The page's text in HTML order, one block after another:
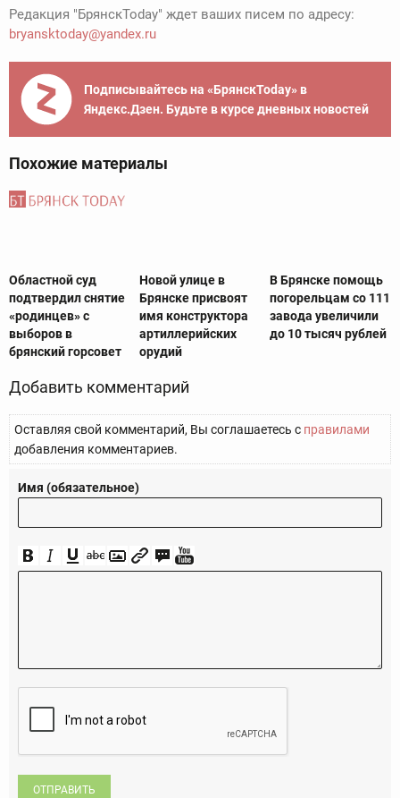
Редакция "БрянскToday" ждет ваших писем по адресу:
bryansktoday@yandex.ru
Подписывайтесь на «БрянскToday» в
Яндекс.Дзен. Будьте в курсе дневных новостей
Похожие материалы
Областной суд
подтвердил снятие
«родинцев» с
выборов в
брянский горсовет
Новой улице в
Брянске присвоят
имя конструктора
артиллерийских
орудий
В Брянске помощь
погорельцам со 111
завода увеличили
до 10 тысяч рублей
Добавить комментарий
Оставляя свой комментарий, Вы соглашаетесь с правилами
добавления комментариев.
Имя (обязательное)
ОТПРАВИТЬ